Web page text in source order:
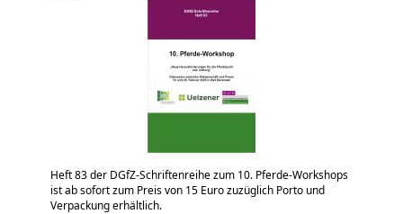
Heft 83 der DGfZ-Schriftenreihe zum 10. Pferde-Workshops
ist ab sofort zum Preis von 15 Euro zuzüglich Porto und
Verpackung erhältlich.